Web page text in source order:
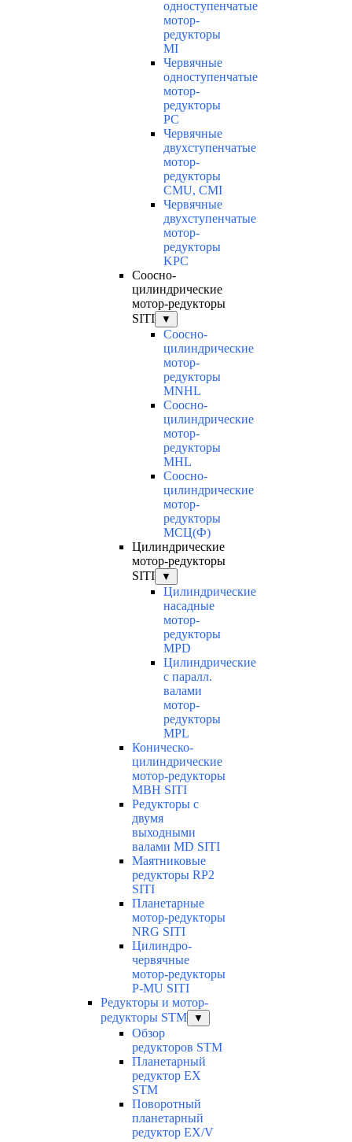
одноступенчатые
мотор-
редукторы
MI
Червячные
одноступенчатые
мотор-
редукторы
PC
Червячные
двухступенчатые
мотор-
редукторы
CMU, CMI
Червячные
двухступенчатые
мотор-
редукторы
KPC
Соосно-
цилиндрические
мотор-редукторы
SITI
▼
Соосно-
цилиндрические
мотор-
редукторы
MNHL
Соосно-
цилиндрические
мотор-
редукторы
MHL
Соосно-
цилиндрические
мотор-
редукторы
МСЦ(Ф)
Цилиндрические
мотор-редукторы
SITI
▼
Цилиндрические
насадные
мотор-
редукторы
MPD
Цилиндрические
с паралл.
валами
мотор-
редукторы
MPL
Коническо-
цилиндрические
мотор-редукторы
MBH SITI
Редукторы с
двумя
выходными
валами MD SITI
Маятниковые
редукторы RP2
SITI
Планетарные
мотор-редукторы
NRG SITI
Цилиндро-
червячные
мотор-редукторы
P-MU SITI
Редукторы и мотор-
редукторы STM
▼
Обзор
редукторов STM
Планетарный
редуктор ЕХ
STM
Поворотный
планетарный
редуктор EX/V